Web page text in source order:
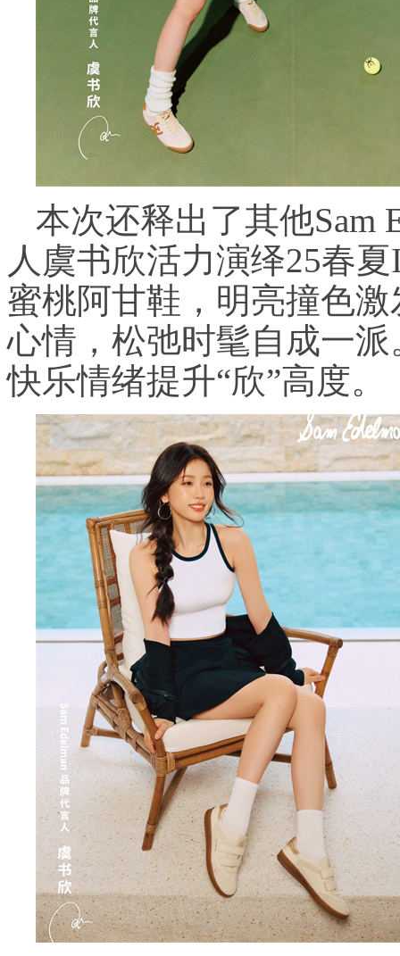
本次还释出了其他Sam
人虞书欣活力演绎25春
蜜桃阿甘鞋，明亮撞色
心情，松弛时髦自成一
快乐情绪提升“欣”高度。